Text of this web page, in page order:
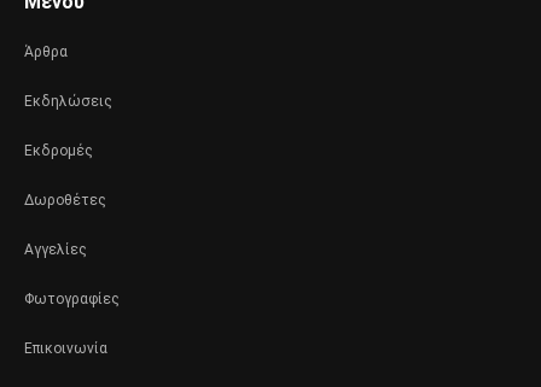
Άρθρα
Εκδηλώσεις
Εκδρομές
Δωροθέτες
Αγγελίες
Φωτογραφίες
Επικοινωνία